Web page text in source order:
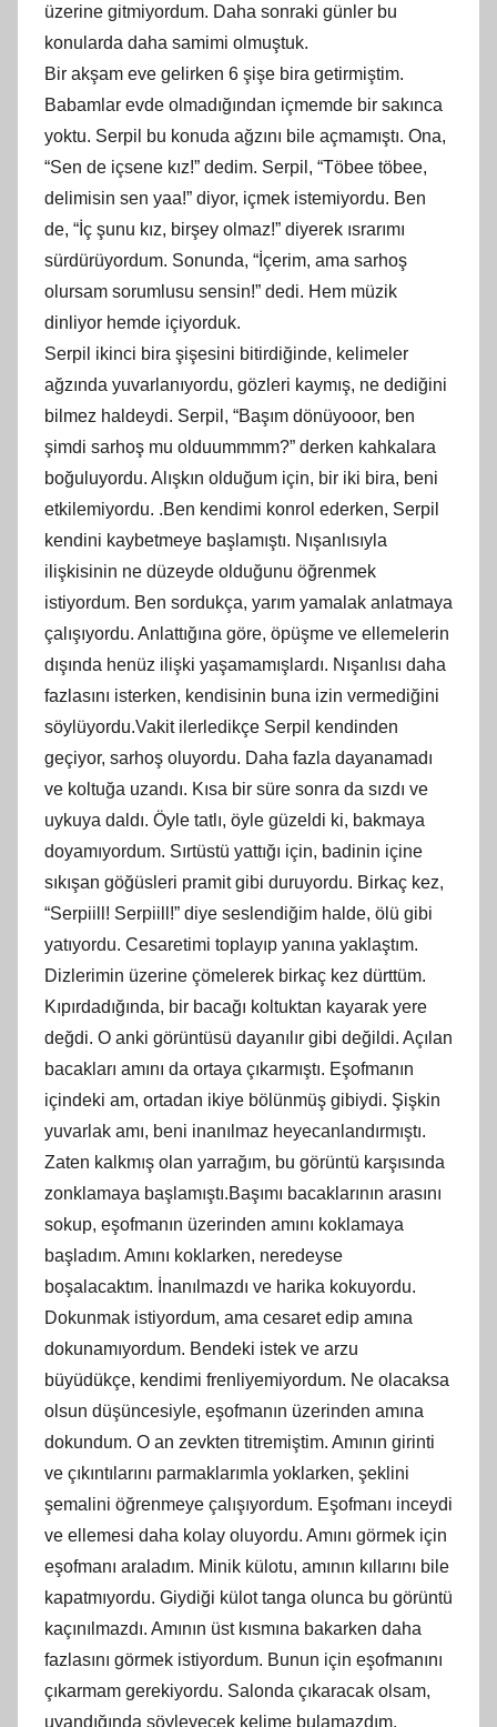
üzerine gitmiyordum. Daha sonraki günler bu
konularda daha samimi olmuştuk.
Bir akşam eve gelirken 6 şişe bira getirmiştim.
Babamlar evde olmadığından içmemde bir sakınca
yoktu. Serpil bu konuda ağzını bile açmamıştı. Ona,
“Sen de içsene kız!” dedim. Serpil, “Töbee töbee,
delimisin sen yaa!” diyor, içmek istemiyordu. Ben
de, “İç şunu kız, birşey olmaz!” diyerek ısrarımı
sürdürüyordum. Sonunda, “İçerim, ama sarhoş
olursam sorumlusu sensin!” dedi. Hem müzik
dinliyor hemde içiyorduk.
Serpil ikinci bira şişesini bitirdiğinde, kelimeler
ağzında yuvarlanıyordu, gözleri kaymış, ne dediğini
bilmez haldeydi. Serpil, “Başım dönüyooor, ben
şimdi sarhoş mu olduummmm?” derken kahkalara
boğuluyordu. Alışkın olduğum için, bir iki bira, beni
etkilemiyordu. .Ben kendimi konrol ederken, Serpil
kendini kaybetmeye başlamıştı. Nışanlısıyla
ilişkisinin ne düzeyde olduğunu öğrenmek
istiyordum. Ben sordukça, yarım yamalak anlatmaya
çalışıyordu. Anlattığına göre, öpüşme ve ellemelerin
dışında henüz ilişki yaşamamışlardı. Nışanlısı daha
fazlasını isterken, kendisinin buna izin vermediğini
söylüyordu.Vakit ilerledikçe Serpil kendinden
geçiyor, sarhoş oluyordu. Daha fazla dayanamadı
ve koltuğa uzandı. Kısa bir süre sonra da sızdı ve
uykuya daldı. Öyle tatlı, öyle güzeldi ki, bakmaya
doyamıyordum. Sırtüstü yattığı için, badinin içine
sıkışan göğüsleri pramit gibi duruyordu. Birkaç kez,
“Serpiill! Serpiill!” diye seslendiğim halde, ölü gibi
yatıyordu. Cesaretimi toplayıp yanına yaklaştım.
Dizlerimin üzerine çömelerek birkaç kez dürttüm.
Kıpırdadığında, bir bacağı koltuktan kayarak yere
değdi. O anki görüntüsü dayanılır gibi değildi. Açılan
bacakları amını da ortaya çıkarmıştı. Eşofmanın
içindeki am, ortadan ikiye bölünmüş gibiydi. Şişkin
yuvarlak amı, beni inanılmaz heyecanlandırmıştı.
Zaten kalkmış olan yarrağım, bu görüntü karşısında
zonklamaya başlamıştı.Başımı bacaklarının arasını
sokup, eşofmanın üzerinden amını koklamaya
başladım. Amını koklarken, neredeyse
boşalacaktım. İnanılmazdı ve harika kokuyordu.
Dokunmak istiyordum, ama cesaret edip amına
dokunamıyordum. Bendeki istek ve arzu
büyüdükçe, kendimi frenliyemiyordum. Ne olacaksa
olsun düşüncesiyle, eşofmanın üzerinden amına
dokundum. O an zevkten titremiştim. Amının girinti
ve çıkıntılarını parmaklarımla yoklarken, şeklini
şemalini öğrenmeye çalışıyordum. Eşofmanı inceydi
ve ellemesi daha kolay oluyordu. Amını görmek için
eşofmanı araladım. Minik külotu, amının kıllarını bile
kapatmıyordu. Giydiği külot tanga olunca bu görüntü
kaçınılmazdı. Amının üst kısmına bakarken daha
fazlasını görmek istiyordum. Bunun için eşofmanını
çıkarmam gerekiyordu. Salonda çıkaracak olsam,
uyandığında söyleyecek kelime bulamazdım.